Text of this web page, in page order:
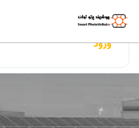
ایران‌سولار
ورود